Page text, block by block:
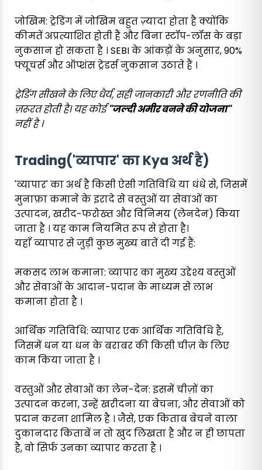
जोखिम: ट्रेडिंग में जोखिम बहुत ज़्यादा होता है क्योंकि
कीमतें अप्रत्याशित होती हैं और बिना स्टॉप-लॉस के बड़ा
नुकसान हो सकता है । SEBI के आंकड़ों के अनुसार, 90%
फ्यूचर्स और ऑप्शंस ट्रेडर्स नुकसान उठाते हैं ।
ट्रेडिंग सीखने के लिए धैर्य, सही जानकारी और रणनीति की
ज़रूरत होती है। यह कोई"जल्दी अमीर बनने की योजना"
नहीं है ।
Trading('व्यापार' का Kya अर्थ है)
'व्यापार' का अर्थ है किसी ऐसी गतिविधि या धंधे से, जिसमें
मुनाफ़ा कमाने के इरादे से वस्तुओं या सेवाओं का
उत्पादन, खरीद-फरोख्त और विनिमय (लेनदेन) किया
जाता है । यह काम नियमित रूप से होता है।
यहाँ व्यापार से जुड़ी कुछ मुख्य बातें दी गई हैं:
मकसद लाभ कमाना: व्यापार का मुख्य उद्देश्य वस्तुओं
और सेवाओं के आदान-प्रदान के माध्यम से लाभ
कमाना होता है ।
आर्थिक गतिविधि: व्यापार एक आर्थिक गतिविधि है,
जिसमें धन या धन के बराबर की किसी चीज़ के लिए
काम किया जाता है ।
वस्तुओं और सेवाओं का लेन-देन: इसमें चीज़ों का
उत्पादन करना, उन्हें खरीदना या बेचना, और सेवाओं को
प्रदान करना शामिल है । जैसे, एक किताब बेचने वाला
दुकानदार किताबें न तो खुद लिखता है और न ही छापता
है, वो सिर्फ उनका व्यापार करता है ।